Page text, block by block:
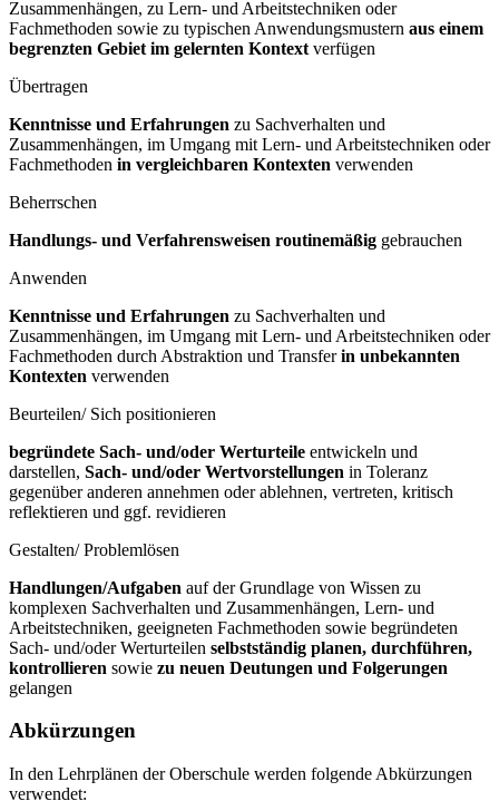
Zusammenhängen, zu Lern- und Arbeitstechniken oder
Fachmethoden sowie zu typischen Anwendungsmustern aus einem
begrenzten Gebiet im gelernten Kontext verfügen
Übertragen
Kenntnisse und Erfahrungen zu Sachverhalten und
Zusammenhängen, im Umgang mit Lern- und Arbeitstechniken oder
Fachmethoden in vergleichbaren Kontexten verwenden
Beherrschen
Handlungs- und Verfahrensweisen routinemäßig gebrauchen
Anwenden
Kenntnisse und Erfahrungen zu Sachverhalten und
Zusammenhängen, im Umgang mit Lern- und Arbeitstechniken oder
Fachmethoden durch Abstraktion und Transferin unbekannten
Kontexten verwenden
Beurteilen/ Sich positionieren
begründete Sach- und/oder Werturteile entwickeln und
darstellen, Sach- und/oder Wertvorstellungen in Toleranz
gegenüber anderen annehmen oder ablehnen, vertreten, kritisch
reflektieren und ggf. revidieren
Gestalten/ Problemlösen
Handlungen/Aufgaben auf der Grundlage von Wissen zu
komplexen Sachverhalten und Zusammenhängen, Lern- und
Arbeitstechniken, geeigneten Fachmethoden sowie begründeten
Sach- und/oder Werturteilen selbstständig planen, durchführen,
kontrollieren sowie zu neuen Deutungen und Folgerungen
gelangen
Abkürzungen
In den Lehrplänen der Oberschule werden folgende Abkürzungen
verwendet: